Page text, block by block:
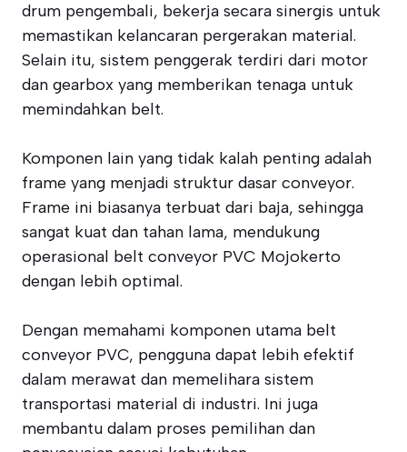
drum pengembali, bekerja secara sinergis untuk
memastikan kelancaran pergerakan material.
Selain itu, sistem penggerak terdiri dari motor
dan gearbox yang memberikan tenaga untuk
memindahkan belt.
Komponen lain yang tidak kalah penting adalah
frame yang menjadi struktur dasar conveyor.
Frame ini biasanya terbuat dari baja, sehingga
sangat kuat dan tahan lama, mendukung
operasional belt conveyor PVC Mojokerto
dengan lebih optimal.
Dengan memahami komponen utama belt
conveyor PVC, pengguna dapat lebih efektif
dalam merawat dan memelihara sistem
transportasi material di industri. Ini juga
membantu dalam proses pemilihan dan